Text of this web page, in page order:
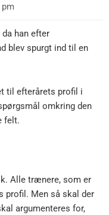
pm
han efter
blev spurgt ind til en
til efterårets profil i
omkring den
felt.
Alle trænere, som er
profil. Men så skal der
argumenteres for,